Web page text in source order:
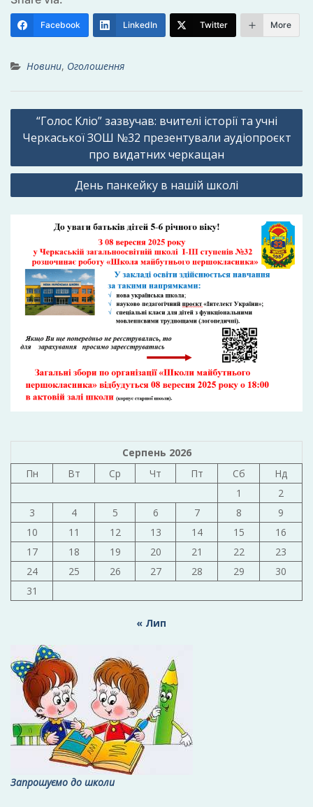
Facebook LinkedIn Twitter More
Новини, Оголошення
Навігація
записів
“Голос Кліо” зазвучав: вчителі історії та учні
Черкаської ЗОШ №32 презентували аудіопроєкт
про видатних черкащан
День панкейку в нашій школі
Серпень 2026
Пн
Вт Ср Чт Пт Сб
Нд
1
2
3
4 5 6 7 8
9
10
11 12 13 14 15
16
17
18 19 20 21 22
23
24
25 26 27 28 29
30
31
« Лип
Запрошуємо до школи